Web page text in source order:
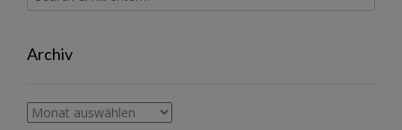
Archiv
Archiv